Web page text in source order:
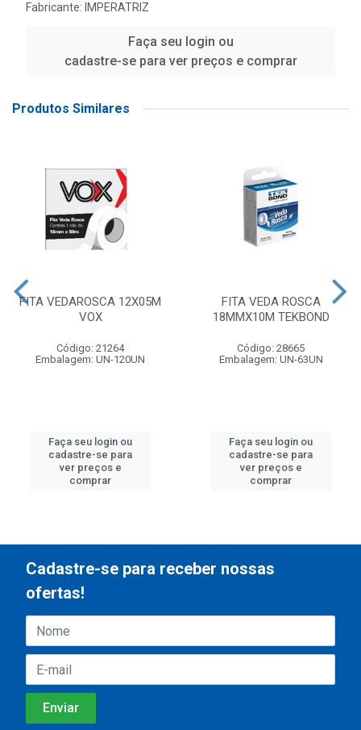
Fabricante: IMPERATRIZ
Faça seu login ou
cadastre-se para ver preços e comprar
Produtos Similares
FITA VEDAROSCA 12X05M
VOX
Código: 21264
Embalagem: UN-120UN
Faça seu login ou
cadastre-se para
ver preços e
comprar
FITA VEDA ROSCA
18MMX10M TEKBOND
Código: 28665
Embalagem: UN-63UN
Faça seu login ou
cadastre-se para
ver preços e
comprar
Cadastre-se para receber nossas
ofertas!